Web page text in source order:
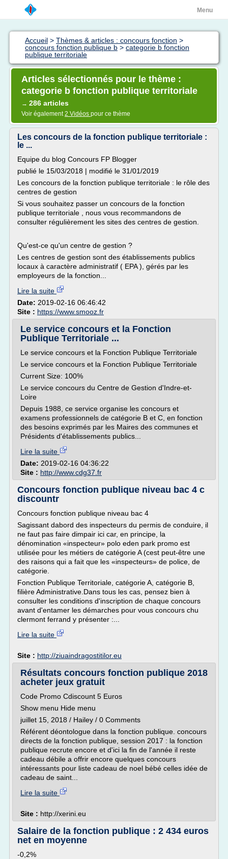
Menu
Accueil > Thèmes & articles : concours fonction >
concours fonction publique b > categorie b fonction
publique territoriale
Articles sélectionnés pour le thème :
categorie b fonction publique territoriale
→ 286 articles
Voir également2 Vidéos pour ce thème
Les concours de la fonction publique territoriale :
le ...
Equipe du blog Concours FP Blogger
publié le 15/03/2018 | modifié le 31/01/2019
Les concours de la fonction publique territoriale : le rôle des
centres de gestion
Si vous souhaitez passer un concours de la fonction
publique territoriale , nous vous recommandons de
consulter régulièrement les sites des centres de gestion.
Qu'est-ce qu'un centre de gestion ?
Les centres de gestion sont des établissements publics
locaux à caractère administratif ( EPA ), gérés par les
employeurs de la fonction...
Lire la suite
Date: 2019-02-16 06:46:42
Site : https://www.smooz.fr
Le service concours et la Fonction
Publique Territoriale ...
Le service concours et la Fonction Publique Territoriale
Le service concours et la Fonction Publique Territoriale
Current Size: 100%
Le service concours du Centre de Gestion d'Indre-et-
Loire
Depuis 1988, ce service organise les concours et
examens professionnels de catégorie B et C, en fonction
des besoins exprimés par les Maires des communes et
Présidents d'établissements publics...
Lire la suite
Date: 2019-02-16 04:36:22
Site : http://www.cdg37.fr
Concours fonction publique niveau bac 4 c
discountr
Concours fonction publique niveau bac 4
Sagissant dabord des inspecteurs du permis de conduire, il
ne faut pas faire dimpair ici car, en principe, la
dénomination «inspecteur» polo eden park promo est
utilisée pour les métiers de catégorie A (cest peut-être une
des raisons qui a fait que les «inspecteurs» de police, de
catégorie.
Fonction Publique Territoriale, catégorie A, catégorie B,
filière Administrative.Dans tous les cas, pensez bien à
consulter les conditions d'inscription de chaque concours
avant d'entamer les démarches pour vous concours chu
clermont ferrand y présenter :...
Lire la suite
Site : http://ziuaindragostitilor.eu
Résultats concours fonction publique 2018
acheter jeux gratuit
Code Promo Cdiscount 5 Euros
Show menu Hide menu
juillet 15, 2018 / Hailey / 0 Comments
Référent déontologue dans la fonction publique. concours
directs de la fonction publique, session 2017 : la fonction
publique recrute encore et d'ici la fin de l'année il reste
cadeau débile a offrir encore quelques concours
intéressants pour liste cadeau de noel bébé celles idée de
cadeau de saint...
Lire la suite
Site : http://xerini.eu
Salaire de la fonction publique : 2 434 euros
net en moyenne
-0,2%